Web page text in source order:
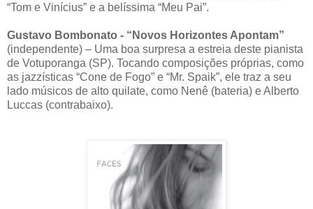
“Tom e Vinícius” e a belíssima “Meu Pai”.
Gustavo Bombonato - “Novos Horizontes Apontam”
(independente) – Uma boa surpresa a estreia deste pianista
de Votuporanga (SP). Tocando composições próprias, como
as jazzísticas “Cone de Fogo” e “Mr. Spaik”, ele traz a seu
lado músicos de alto quilate, como Nenê (bateria) e Alberto
Luccas (contrabaixo).